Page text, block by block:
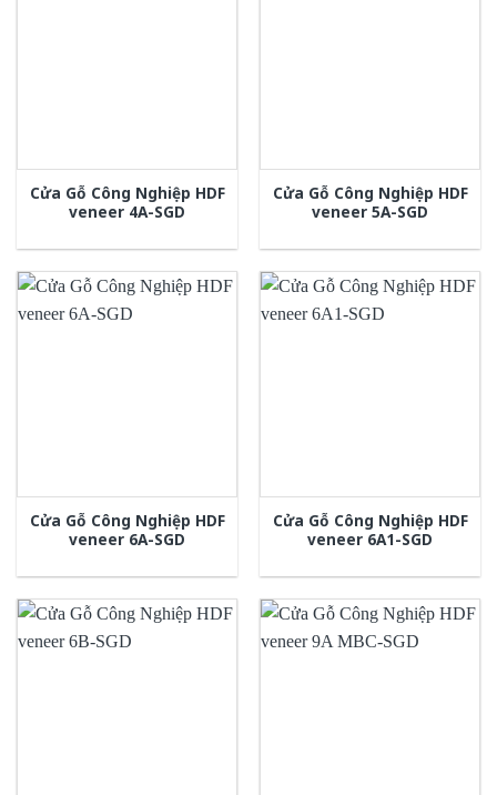
Cửa Gỗ Công Nghiệp HDF
veneer 4A-SGD
Cửa Gỗ Công Nghiệp HDF
veneer 5A-SGD
Cửa Gỗ Công Nghiệp HDF
veneer 6A-SGD
Cửa Gỗ Công Nghiệp HDF
veneer 6A1-SGD